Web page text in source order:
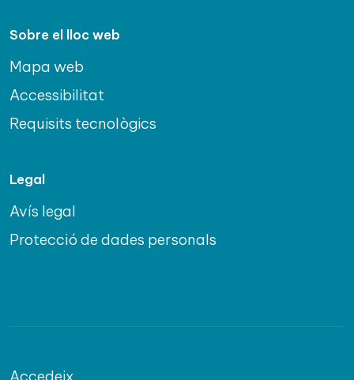
Sobre el lloc web
Mapa web
Accessibilitat
Requisits tecnològics
Legal
Avís legal
Protecció de dades personals
Accedeix